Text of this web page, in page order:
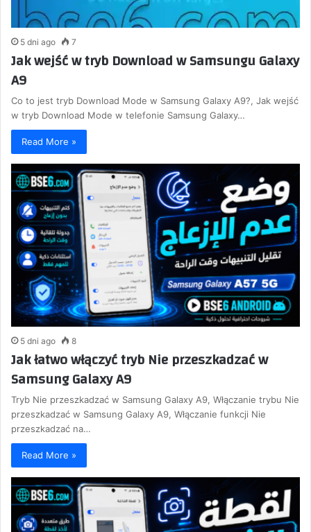
5 dni ago 7
Jak wejść w tryb Download w Samsungu Galaxy
A9
Co to jest tryb Download Mode w Samsung Galaxy A9?, Jak wejść
w tryb Download Mode w telefonie Samsung Galaxy…
Read More »
5 dni ago 8
Jak łatwo włączyć tryb Nie przeszkadzać w
Samsung Galaxy A9
Tryb Nie przeszkadzać w Samsung Galaxy A9, Włączanie trybu Nie
przeszkadzać w Samsung Galaxy A9, Włączanie funkcji Nie
przeszkadzać na…
Read More »